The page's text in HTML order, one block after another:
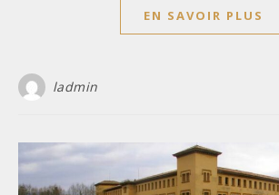
EN SAVOIR PLUS
ladmin